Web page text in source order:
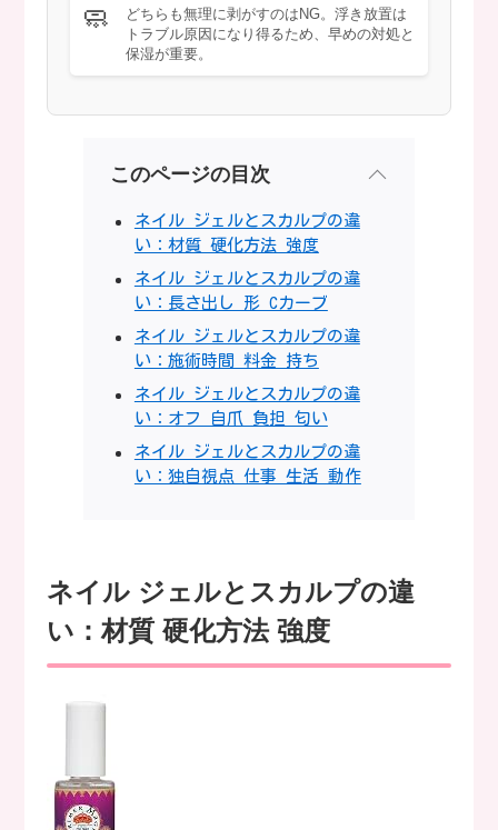
🧼
どちらも無理に剥がすのはNG。浮き放置は
トラブル原因になり得るため、早めの対処と
保湿が重要。
このページの目次
ネイル ジェルとスカルプの違
い：材質 硬化方法 強度
ネイル ジェルとスカルプの違
い：長さ出し 形 Cカーブ
ネイル ジェルとスカルプの違
い：施術時間 料金 持ち
ネイル ジェルとスカルプの違
い：オフ 自爪 負担 匂い
ネイル ジェルとスカルプの違
い：独自視点 仕事 生活 動作
ネイル ジェルとスカルプの違
い：材質 硬化方法 強度